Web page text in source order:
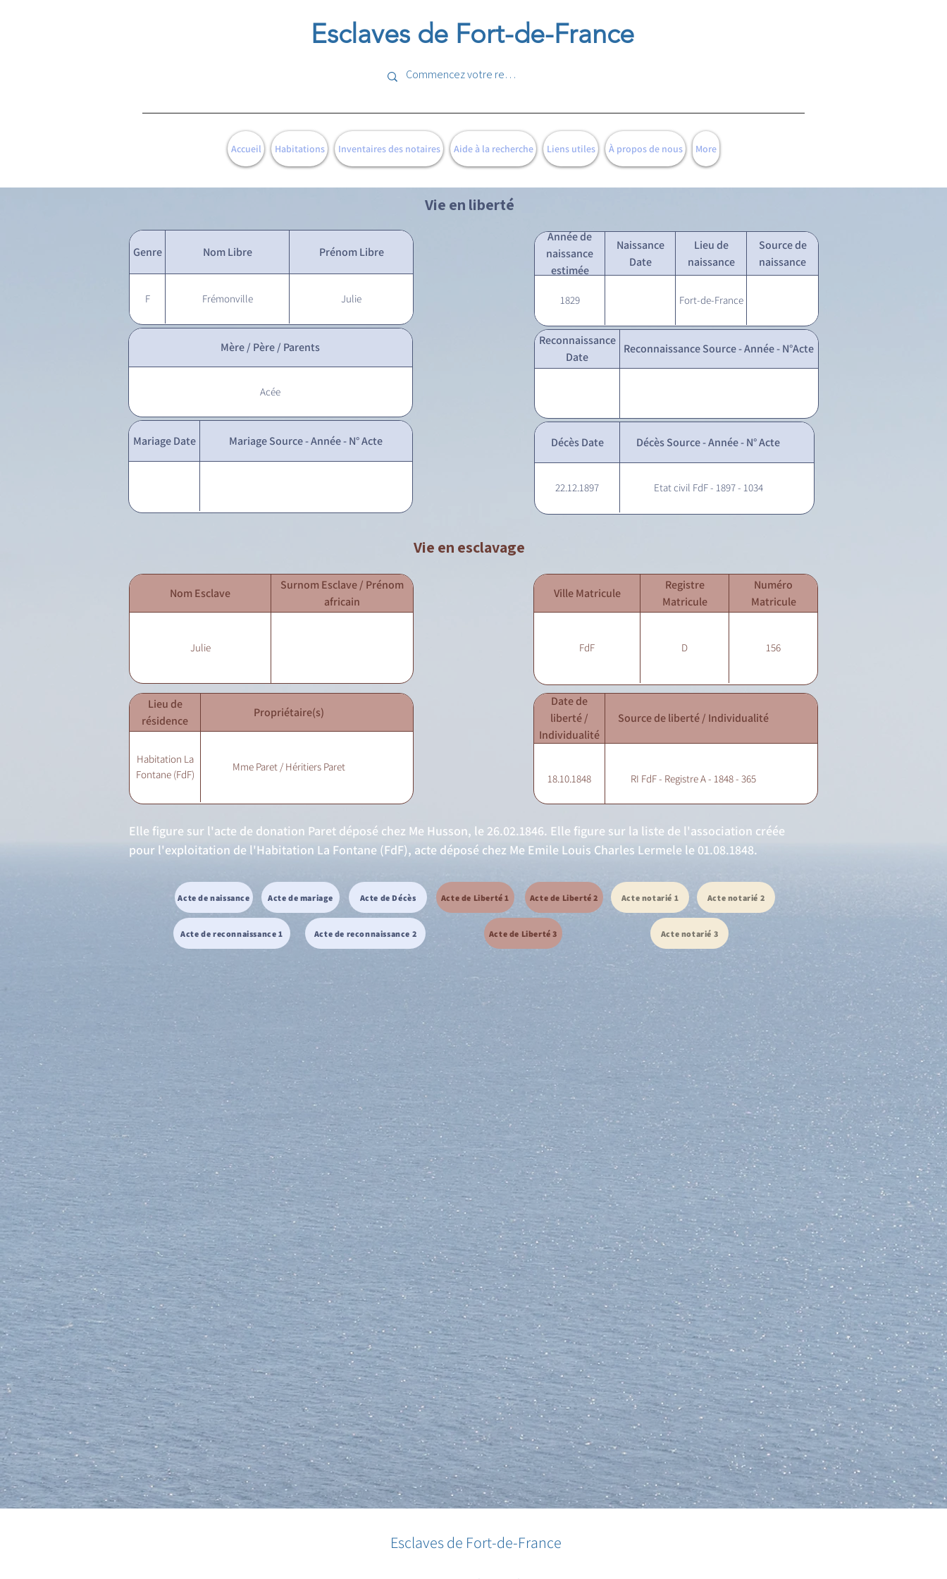
Esclaves de Fort-de-France
Accueil Habitations Inventaires des notaires Aide à la recherche Liens utiles À propos de nous More
Vie en liberté
Genre Nom Libre Prénom Libre
F Frémonville Julie
Année de
naissance
estimée
Naissance
Date
Lieu de
naissance
Source de
naissance
1829 Fort-de-France
Mère / Père / Parents
Acée
Mariage Date Mariage Source - Année - N° Acte
Reconnaissance
Date
Reconnaissance Source - Année - N°Acte
Décès Date Décès Source - Année - N° Acte
22.12.1897 Etat civil FdF - 1897 - 1034
Vie en esclavage
Nom Esclave
Surnom Esclave / Prénom
africain
Julie
Ville Matricule
Registre
Matricule
Numéro
Matricule
FdF D 156
Lieu de
résidence
Propriétaire(s)
Habitation La
Fontane (FdF)
Mme Paret / Héritiers Paret
Date de
liberté /
Individualité
Source de liberté / Individualité
18.10.1848 RI FdF - Registre A - 1848 - 365
Elle figure sur l'acte de donation Paret déposé chez Me Husson, le 26.02.1846. Elle figure sur la liste de l'association créée
pour l'exploitation de l'Habitation La Fontane (FdF), acte déposé chez Me Emile Louis Charles Lermele le 01.08.1848.
Acte de naissance Acte de mariage Acte de Décès
Acte de reconnaissance 1 Acte de reconnaissance 2
Acte de Liberté 1 Acte de Liberté 2
Acte de Liberté 3
Acte notarié 1 Acte notarié 2
Acte notarié 3
Esclaves de Fort-de-France